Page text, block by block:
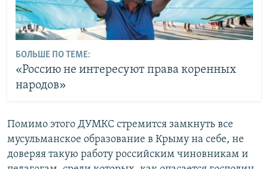
БОЛЬШЕ ПО ТЕМЕ:
«Россию не интересуют права коренных
народов»
Помимо этого ДУМКС стремится замкнуть все
мусульманское образование в Крыму на себе, не
доверяя такую работу российским чиновникам и